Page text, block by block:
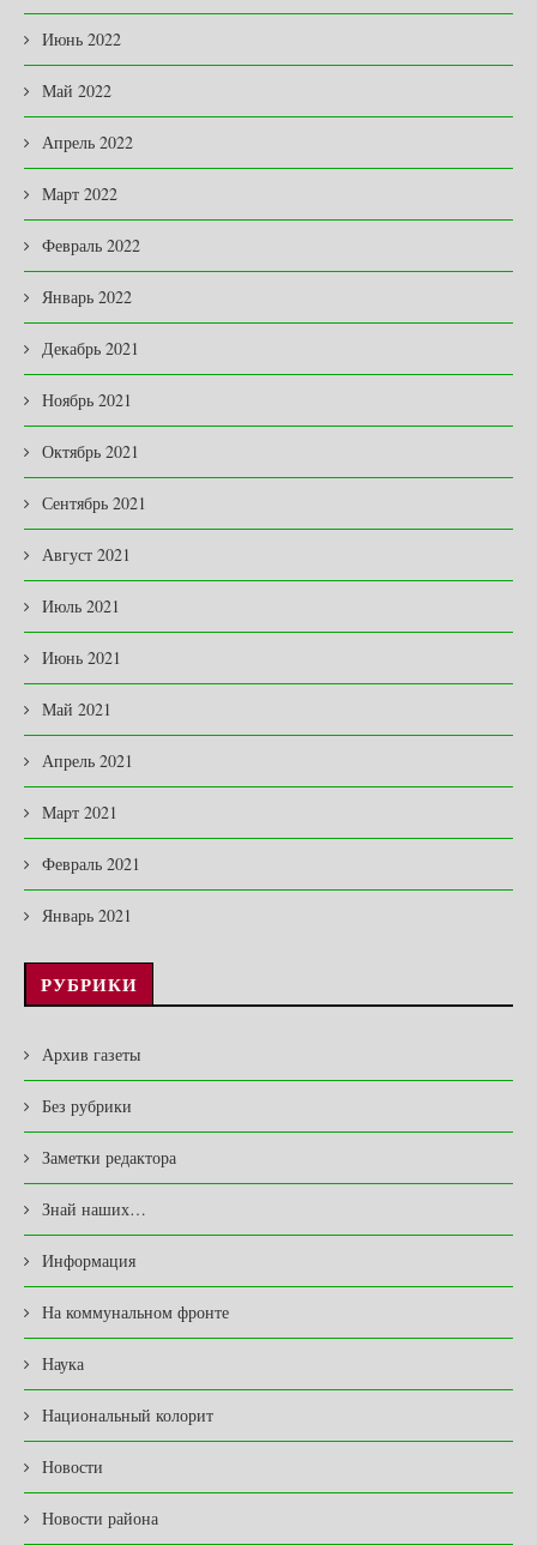
Июнь 2022
Май 2022
Апрель 2022
Март 2022
Февраль 2022
Январь 2022
Декабрь 2021
Ноябрь 2021
Октябрь 2021
Сентябрь 2021
Август 2021
Июль 2021
Июнь 2021
Май 2021
Апрель 2021
Март 2021
Февраль 2021
Январь 2021
РУБРИКИ
Архив газеты
Без рубрики
Заметки редактора
Знай наших…
Информация
На коммунальном фронте
Наука
Национальный колорит
Новости
Новости района